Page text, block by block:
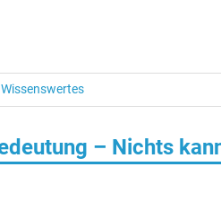
Wissenswertes
– Nichts